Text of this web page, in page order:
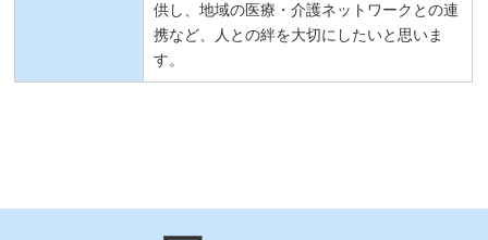
供し、地域の医療・介護ネットワークとの連
携など、人との絆を大切にしたいと思いま
す。